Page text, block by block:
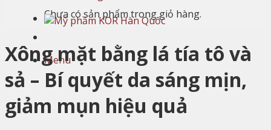
Chưa có sản phẩm trong giỏ hàng.
Menu
Xông mặt bằng lá tía tô và
sả – Bí quyết da sáng mịn,
giảm mụn hiệu quả